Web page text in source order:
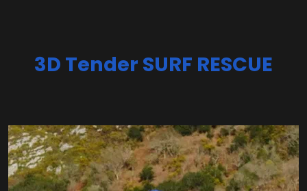
3D Tender SURF RESCUE